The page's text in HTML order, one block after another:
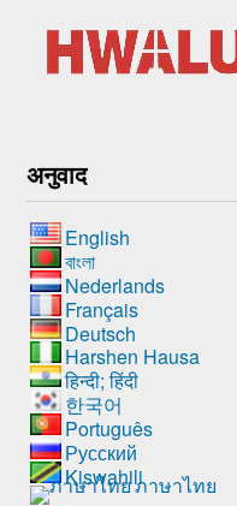
अनुवाद
English
বাংলা
Nederlands
Français
Deutsch
Harshen Hausa
हिन्दी; हिंदी
한국어
Português
Русский
Kiswahiliภาษาไทย